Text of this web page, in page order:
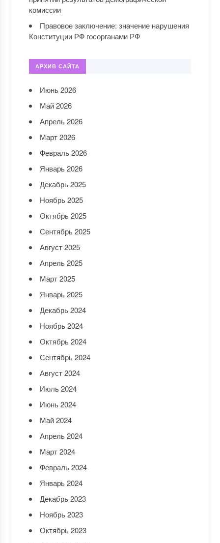
комиссии
Правовое заключение: значение нарушения
Конституции РФ госорганами РФ
АРХИВ САЙТА
Июнь 2026
Май 2026
Апрель 2026
Март 2026
Февраль 2026
Январь 2026
Декабрь 2025
Ноябрь 2025
Октябрь 2025
Сентябрь 2025
Август 2025
Апрель 2025
Март 2025
Январь 2025
Декабрь 2024
Ноябрь 2024
Октябрь 2024
Сентябрь 2024
Август 2024
Июль 2024
Июнь 2024
Май 2024
Апрель 2024
Март 2024
Февраль 2024
Январь 2024
Декабрь 2023
Ноябрь 2023
Октябрь 2023